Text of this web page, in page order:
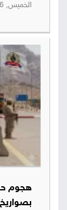
الخميس, 06 أغسطس, 2026
هجوم